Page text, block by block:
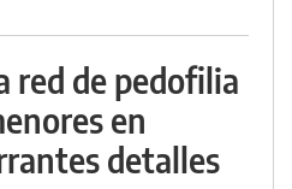
red de pedofilia
en
detalles